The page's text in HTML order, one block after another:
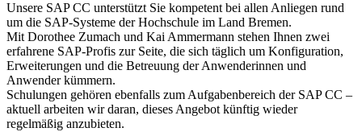
Unsere SAP CC unterstützt Sie kompetent bei allen Anliegen rund
um die SAP-Systeme der Hochschule im Land Bremen.
Mit Dorothee Zumach und Kai Ammermann stehen Ihnen zwei
erfahrene SAP-Profis zur Seite, die sich täglich um Konfiguration,
Erweiterungen und die Betreuung der Anwenderinnen und
Anwender kümmern.
Schulungen gehören ebenfalls zum Aufgabenbereich der SAP CC –
aktuell arbeiten wir daran, dieses Angebot künftig wieder
regelmäßig anzubieten.